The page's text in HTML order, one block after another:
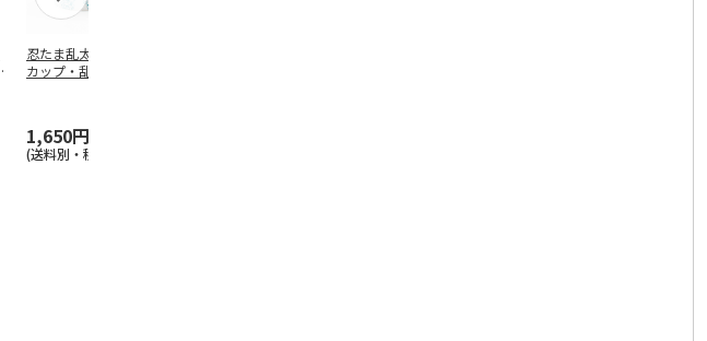
忍たま乱太郎 マグ
カップ・乱太郎・き
1,650円
(送料別・税込)